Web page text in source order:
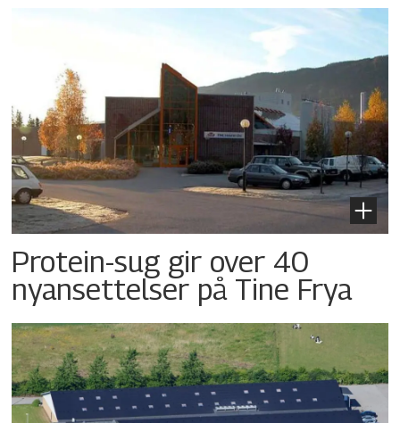
Protein-sug gir over 40
nyansettelser på Tine Frya